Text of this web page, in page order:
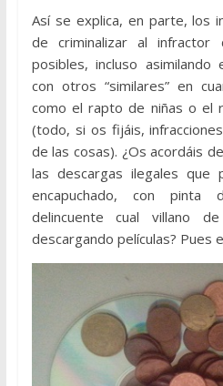
Así se explica, en parte, los
de criminalizar al infractor
posibles, incluso
con otros “similares” en
como el rapto de niñas o el
(todo, si os fijáis,
de las cosas). ¿Os acordáis
las descargas ilegales que
encapuchado, con
delincuente cual villano
descargando películas? Pues